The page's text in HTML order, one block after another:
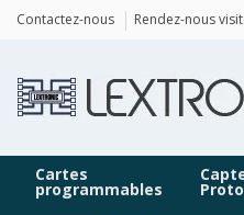
Contactez-nous Rendez-nous
Cartes
programmables
Panneau de gestion des cookies